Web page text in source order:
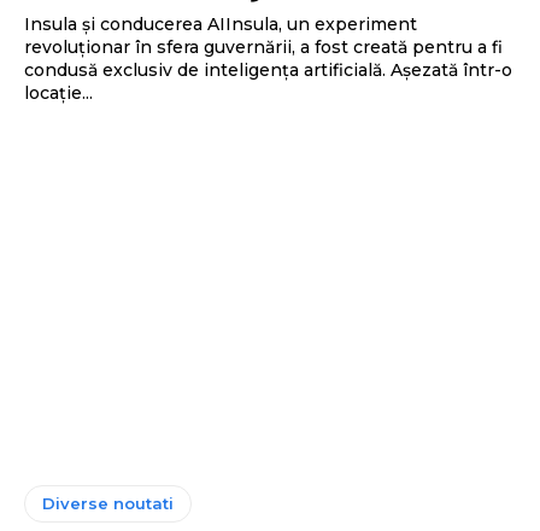
Insula și conducerea AIInsula, un experiment
revoluționar în sfera guvernării, a fost creată pentru a fi
condusă exclusiv de inteligența artificială. Așezată într-o
locație...
Diverse noutati